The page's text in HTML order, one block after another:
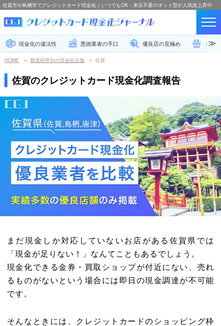
佐賀市や鳥栖市でクレジットカード現金化｜いつでもOK・来店不要のネット型が人気急上昇中
現金化の違法性 悪徳業者の手口 優良店の見極め トラ
HOME 都道府県別の現金化店舗 佐賀
佐賀のクレジットカード現金化調査報告
まだ現金しか対応していないお店がある佐賀県では
「現金が足りない！」なんてこともあるでしょう。
現金化できる金券・買取ショップが付近にない、売れ
るものがないという場合には即日の現金調達が不可能
です。
そんなときには、クレジットカードのショッピング枠